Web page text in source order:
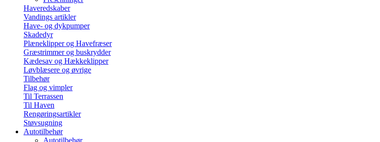
Haveredskaber
Vandings artikler
Have- og dykpumper
Skadedyr
Plæneklipper og Havefræser
Græstrimmer og buskrydder
Kædesav og Hækkeklipper
Løvblæsere og øvrige
Tilbehør
Flag og vimpler
Til Terrassen
Til Haven
Rengøringsartikler
Støvsugning
Autotilbehør
Autotilbehør